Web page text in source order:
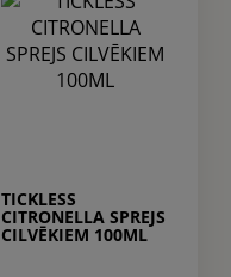
TICKLESS
CITRONELLA SPREJS
CILVĒKIEM 100ML